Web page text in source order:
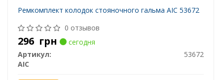
Ремкомплект колодок стояночного гальма AIC 53672
0 отзывов
296 грн
сегодня
Артикул:
53672
AIC